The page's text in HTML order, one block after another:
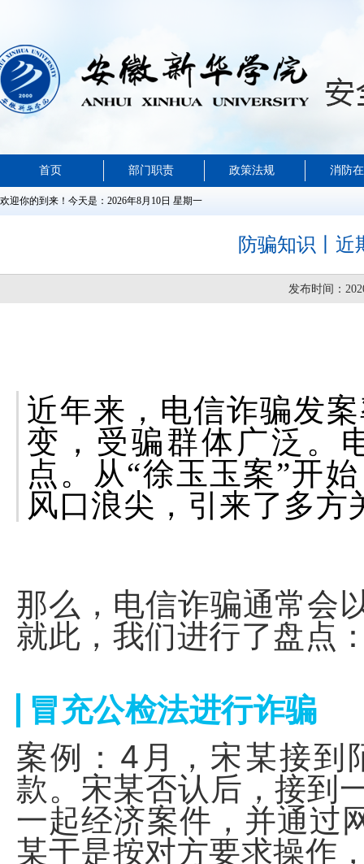
首页 部门职责 政策法规 消防
欢迎你的到来！ 今天是：2026年8月10日 星期一
防骗知识丨近
发布时间：
近年来，电信诈骗发
变，受骗群体广泛。
点。从“徐玉玉案”开
风口浪尖，引来了多方
那么，电信诈骗通常会
就此，我们进行了盘点
冒充公检法进行诈骗
案例：4月，宋某接到
款。宋某否认后，接到
一起经济案件，并通过
某于是按对方要求操作